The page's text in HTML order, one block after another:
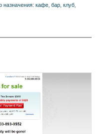
назначения: кафе, бар, клуб,